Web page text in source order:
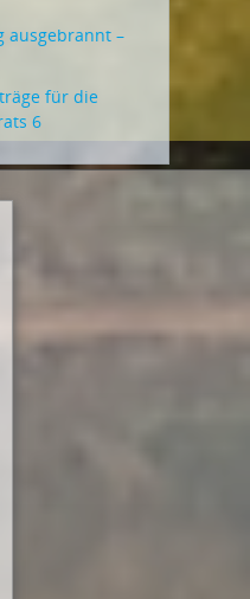
ausgebrannt –
für die
6